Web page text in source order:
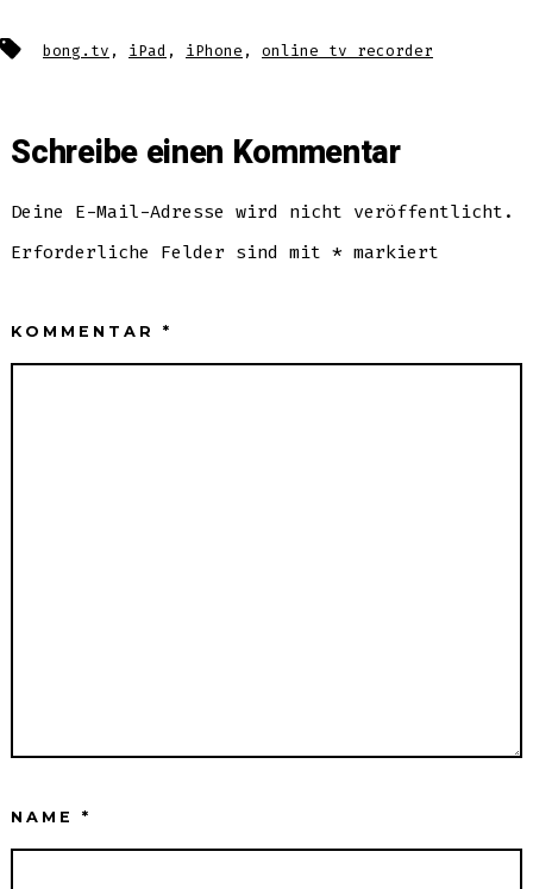
Schlagwörter
bong.tv , iPad , iPhone , online tv recorder
Schreibe einen Kommentar
Deine E-Mail-Adresse wird nicht veröffentlicht.
Erforderliche Felder sind mit* markiert
KOMMENTAR*
NAME*